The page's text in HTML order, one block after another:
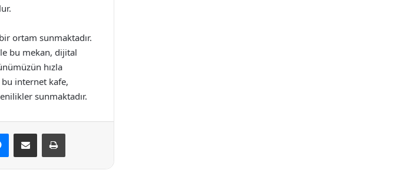
ortam sunmaktadır.
bu mekan, dijital
hızla
bu internet kafe,
sunmaktadır.
Messenger
E-Posta ile paylaş Yazdır